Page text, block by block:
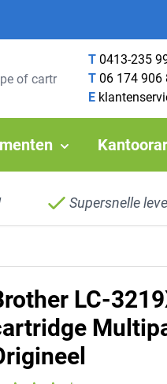
T 0413-235
T 06 174 906
E
Supersnelle
LC-